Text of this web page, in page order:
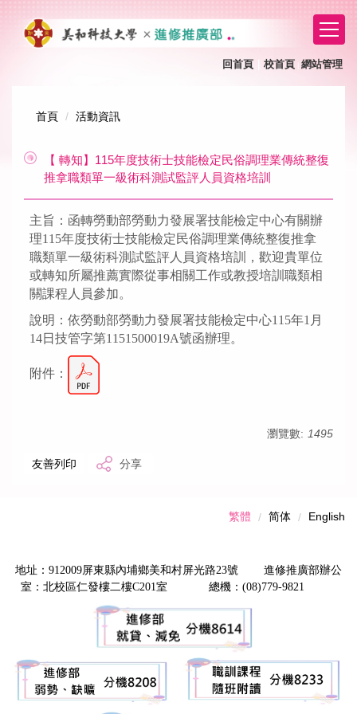
回首頁 校首頁 網站管理
首頁 活動資訊
【 轉知】115年度技術士技能檢定民俗調理業傳統整復
推拿職類單一級術科測試監評人員資格培訓
主旨：函轉勞動部勞動力發展署技能檢定中心有關辦
理115年度技術士技能檢定民俗調理業傳統整復推拿
職類單一級術科測試監評人員資格培訓，歡迎貴單位
或轉知所屬推薦實際從事相關工作或教授培訓職類相
關課程人員參加。
說明：依勞動部勞動力發展署技能檢定中心115年1 月
14日技管字第1151500019A號函辦理。
附件：
瀏覽數: 1495
友善列印 分享
繁體 简体 English
地址：912009屏東縣內埔鄉美和村屏光路23號 進修推廣部辦公
室：北校區仁發樓二樓C201室 總機：(08)779-9821